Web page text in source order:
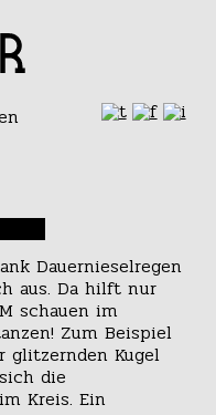
Dauernieselregen
aus. Da hilft nur
schauen im
Zum Beispiel
glitzernden Kugel
die
Kreis. Ein